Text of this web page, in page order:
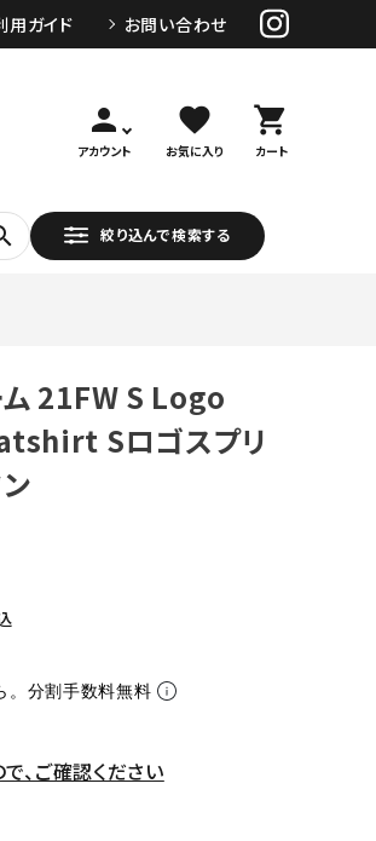
用ガイド お問い合わせ
person
アカウント
favorite
お気に入り
shopping_cart
カート
絞り込んで検索する
21FW S Logo
Sロゴスプリ
。分割手数料無料
、ご確認ください